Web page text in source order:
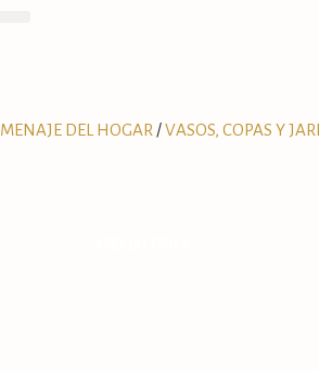
MENAJE DEL HOGAR /VASOS, COPAS Y